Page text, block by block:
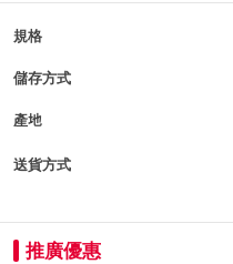
規格
儲存方式
產地
送貨方式
推廣優惠